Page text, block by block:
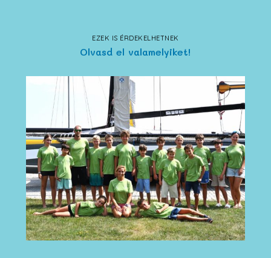
EZEK IS ÉRDEKELHETNEK
Olvasd el valamelyiket!